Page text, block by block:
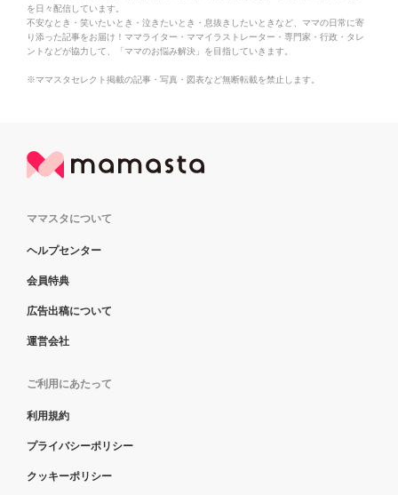
を日々配信しています。
不安なとき・笑いたいとき・泣きたいとき・息抜きしたいときなど、ママの日常に寄
り添った記事をお届け！ママライター・ママイラストレーター・専門家・行政・タレ
ントなどが協力して、「ママのお悩み解決」を目指していきます。
※ママスタセレクト掲載の記事・写真・図表など無断転載を禁止します。
ママスタについて
ヘルプセンター
会員特典
広告出稿について
運営会社
ご利用にあたって
利用規約
プライバシーポリシー
クッキーポリシー